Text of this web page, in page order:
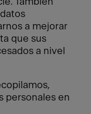
a mejorar
que sus
a nivel
personales en